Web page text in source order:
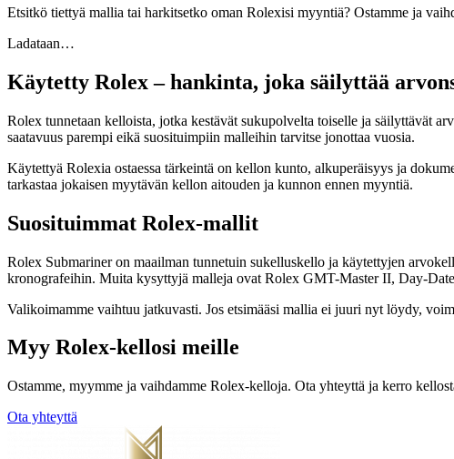
Etsitkö tiettyä mallia tai harkitsetko oman Rolexisi myyntiä? Ostamme ja
Ladataan…
Käytetty Rolex – hankinta, joka säilyttää
Rolex tunnetaan kelloista, jotka kestävät sukupolvelta toiselle ja säilyttävät
saatavuus parempi eikä suosituimpiin malleihin tarvitse jonottaa vuosia.
Käytettyä Rolexia ostaessa tärkeintä on kellon kunto, alkuperäisyys ja
tarkastaa jokaisen myytävän kellon aitouden ja kunnon ennen myyntiä.
Suosituimmat Rolex-mallit
Rolex Submariner on maailman tunnetuin sukelluskello ja käytettyjen
kronografeihin. Muita kysyttyjä malleja ovat Rolex GMT-Master II, Day-
Valikoimamme vaihtuu jatkuvasti. Jos etsimääsi mallia ei juuri nyt löydy,
Myy Rolex-kellosi meille
Ostamme, myymme ja vaihdamme Rolex-kelloja. Ota yhteyttä ja kerro
Ota yhteyttä